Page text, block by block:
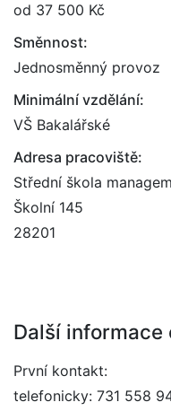
od 37 500 Kč
Směnnost:
Jednosměnný provoz
Minimální vzdělání:
VŠ Bakalářské
Adresa pracoviště:
Střední škola
Školní 145
28201
Další informace
První kontakt:
telefonicky: 731 558